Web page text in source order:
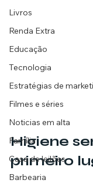
Livros
Renda Extra
Educação
Tecnologia
Estratégias de
Filmes e séries
Noticias em alta
Família
Casa de leilões
Barbearia
Higiene
primeiro